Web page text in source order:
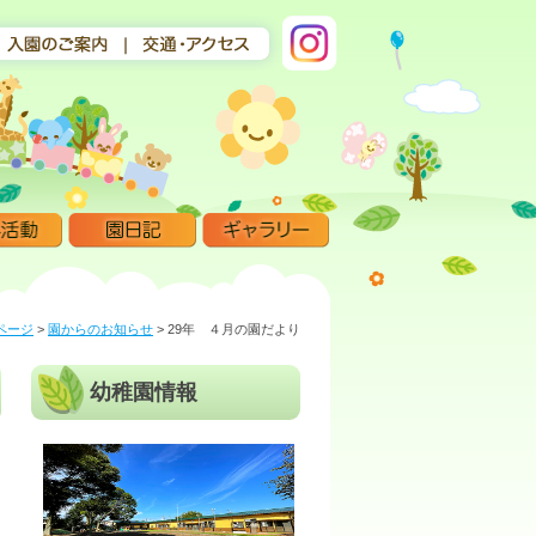
ージ > 園からのお知らせ > 29年 ４月の園だより
幼稚園情報